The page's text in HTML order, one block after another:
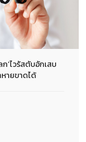
‘ไวรัสตับอักเสบ
หายขาดได้